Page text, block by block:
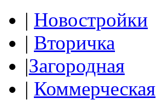
| Новостройки
| Вторичка
|Загородная
| Коммерческая